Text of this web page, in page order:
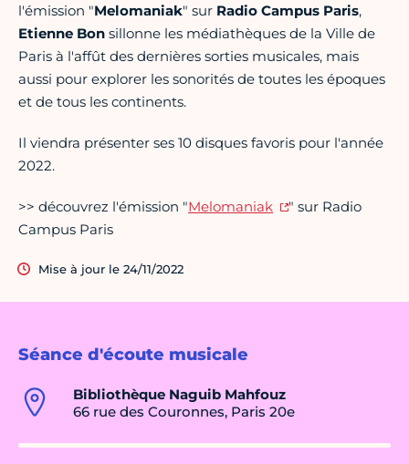
Séance d'écoute musicale
Bibliothèque Naguib Mahfouz
66 rue des Couronnes, Paris 20e
l'émission "Melomaniak" sur Radio Campus Paris,
Etienne Bon sillonne les médiathèques de la Ville de
Paris à l'affût des dernières sorties musicales, mais
aussi pour explorer les sonorités de toutes les époques
et de tous les continents.
Il viendra présenter ses 10 disques favoris pour l'année
2022.
>> découvrez l'émission "Melomaniak
" sur Radio
Campus Paris
Mise à jour le 24/11/2022